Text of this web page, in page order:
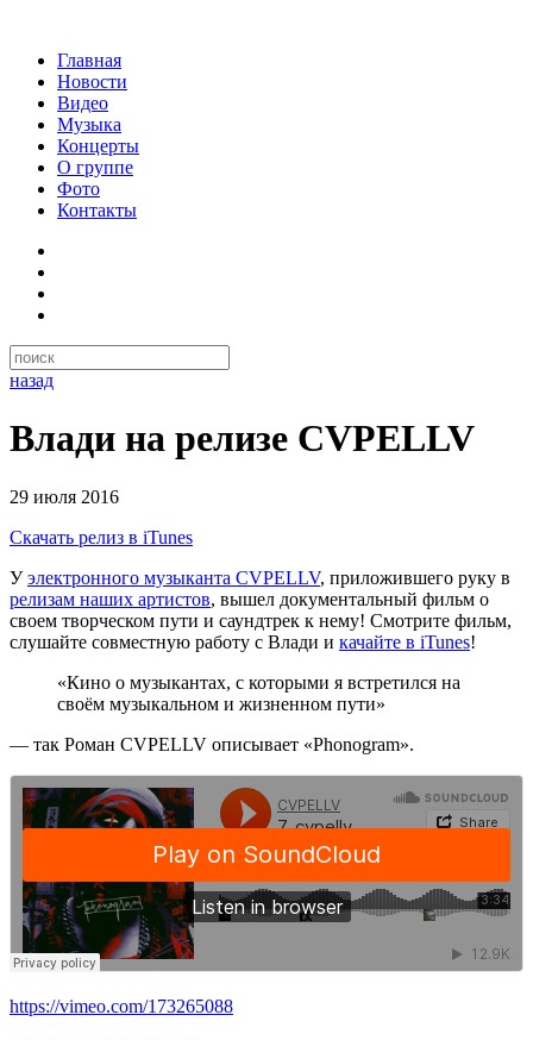
Главная
Новости
Видео
Музыка
Концерты
О группе
Фото
Контакты
назад
Влади на релизе CVPELLV
29 июля 2016
Скачать релиз в iTunes
Уэлектронного музыканта CVPELLV, приложившего руку в
релизам наших артистов, вышел документальный фильм о
своем творческом пути и саундтрек к нему! Смотрите фильм,
слушайте совместную работу с Влади и качайте в iTunes!
«Кино о музыкантах, с которыми я встретился на
своём музыкальном и жизненном пути»
— так Роман CVPELLV описывает «Phonogram».
https://vimeo.com/173265088